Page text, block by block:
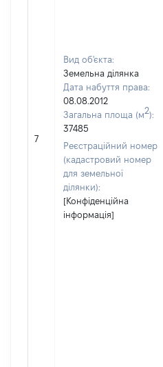
7
Вид об'єкта:
Земельна ділянка
Дата набуття права:
08.08.2012
Загальна площа (м2):
37485
Реєстраційний номер
(кадастровий номер
для земельної
ділянки):
[Конфіденційна
інформація]